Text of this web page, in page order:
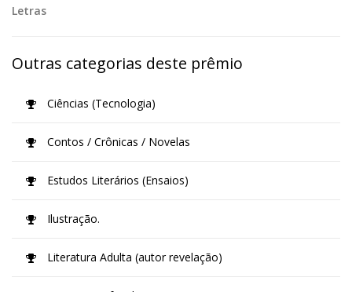
Letras
Outras categorias deste prêmio
Ciências (Tecnologia)
Contos / Crônicas / Novelas
Estudos Literários (Ensaios)
Ilustração.
Literatura Adulta (autor revelação)